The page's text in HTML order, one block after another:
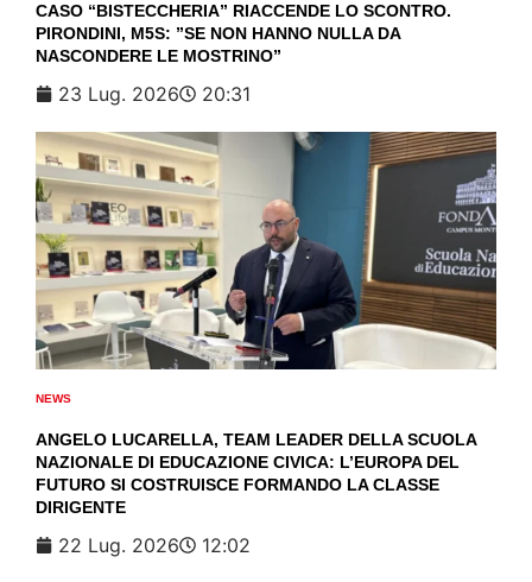
CASO “BISTECCHERIA” RIACCENDE LO SCONTRO.
PIRONDINI, M5S: ”SE NON HANNO NULLA DA
NASCONDERE LE MOSTRINO”
23 Lug. 2026 20:31
NEWS
ANGELO LUCARELLA, TEAM LEADER DELLA SCUOLA
NAZIONALE DI EDUCAZIONE CIVICA: L’EUROPA DEL
FUTURO SI COSTRUISCE FORMANDO LA CLASSE
DIRIGENTE
22 Lug. 2026 12:02